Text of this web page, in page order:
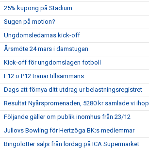
25% kupong på Stadium
Sugen på motion?
Ungdomsledarnas kick-off
Årsmöte 24 mars i damstugan
Kick-off för ungdomslagen fotboll
F12 o P12 tränar tillsammans
Dags att förnya ditt utdrag ur belastningsregistret
Resultat Nyårspromenaden, 5280 kr samlade vi ihop
Följande gäller om publik inomhus från 23/12
Jullovs Bowling för Hertzöga BK:s medlemmar
Bingolotter säljs från lördag på ICA Supermarket